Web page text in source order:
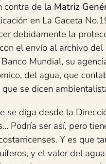
contra de laMatriz
en La Gaceta
debidamente la
el envío al archivo
Mundial, su
del agua, que
se dicen
se diga desde la
Podría ser así, pero
Y es que
y el valor del